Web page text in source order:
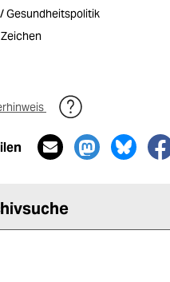
Gesundheitspolitik